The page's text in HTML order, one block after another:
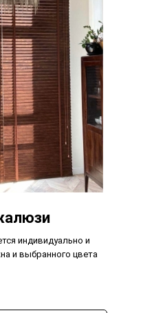
индивидуально и
и выбранного цвета